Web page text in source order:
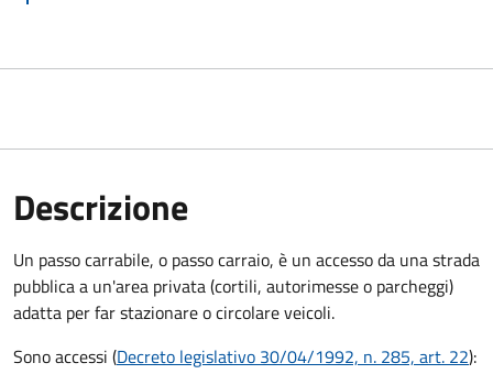
Descrizione
Un passo carrabile, o passo carraio, è un accesso da una strada
pubblica a un'area privata (cortili, autorimesse o parcheggi)
adatta per far stazionare o circolare veicoli.
Sono accessi (Decreto legislativo 30/04/1992, n. 285, art. 22):